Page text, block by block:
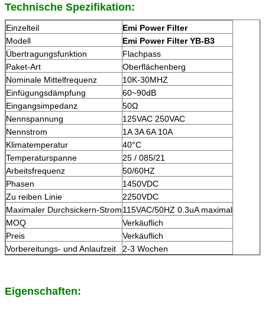
Technische Spezifikation:
Einzelteil
Emi Power Filter
Modell
Emi Power Filter YB-B3
Übertragungsfunktion
Flachpass
Paket-Art
Oberflächenberg
Nominale Mittelfrequenz
10K-30MHZ
Einfügungsdämpfung
60~90dB
Eingangsimpedanz
50Ω
Nennspannung
125VAC 250VAC
Nennstrom
1A 3A 6A 10A
Klimatemperatur
40°C
Temperaturspanne
25 / 085/21
Arbeitsfrequenz
50/60HZ
Phasen
1450VDC
Zu reiben Linie
2250VDC
Maximaler Durchsickern-Strom115VAC/50HZ 0.3uA maximal
MOQ
Verkäuflich
Preis
Verkäuflich
Vorbereitungs- und Anlaufzeit
2-3 Wochen
Eigenschaften: